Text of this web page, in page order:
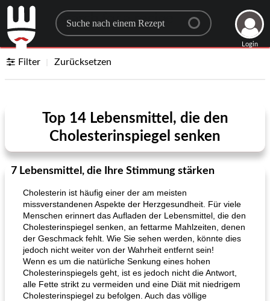
Search for a recipe
Login
Filter Zurücksetzen
Top 14 Lebensmittel, die den
Cholesterinspiegel senken
7 Lebensmittel, die Ihre Stimmung stärken
Cholesterin ist häufig einer der am meisten
missverstandenen Aspekte der Herzgesundheit. Für viele
Menschen erinnert das Aufladen der Lebensmittel, die den
Cholesterinspiegel senken, an fettarme Mahlzeiten, denen
der Geschmack fehlt. Wie Sie sehen werden, könnte dies
jedoch nicht weiter von der Wahrheit entfernt sein!
Wenn es um die natürliche Senkung eines hohen
Cholesterinspiegels geht, ist es jedoch nicht die Antwort,
alle Fette strikt zu vermeiden und eine Diät mit niedrigem
Cholesterinspiegel zu befolgen. Auch das völlige